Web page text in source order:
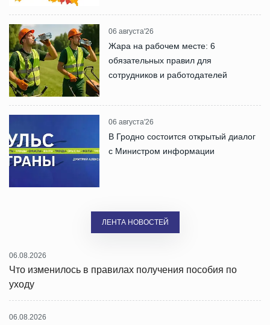
06 августа'26
Жара на рабочем месте: 6
обязательных правил для
сотрудников и работодателей
06 августа'26
В Гродно состоится открытый диалог
с Министром информации
ЛЕНТА НОВОСТЕЙ
06.08.2026
Что изменилось в правилах получения пособия по
уходу
06.08.2026